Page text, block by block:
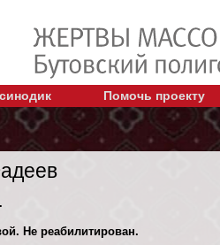
Помочь проекту
Не реабилитирован.